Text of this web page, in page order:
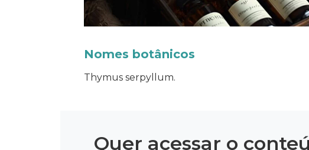
Nomes botânicos
Thymus serpyllum.
Quer acessar o